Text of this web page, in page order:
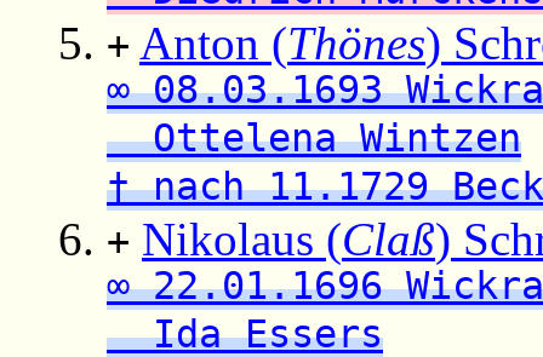
+ Anton (Thönes)
∞ 08.03.1693
Ottelena Wintzen
† nach 11.1729
+ Nikolaus (Claß)
∞ 22.01.1696
Ida Essers